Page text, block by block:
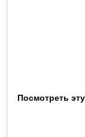
Посмотреть